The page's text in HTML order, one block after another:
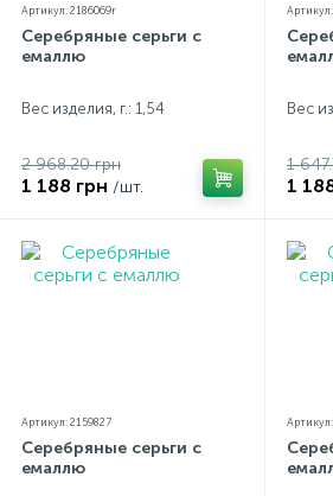
Артикул: 2186069r
Серебряные серьги с
емаллю
Вес изделия, г.: 1,54
2 968.20 грн
1 188 грн /шт.
Вес
1
1
Артикул: 2159827
Серебряные серьги с
емаллю